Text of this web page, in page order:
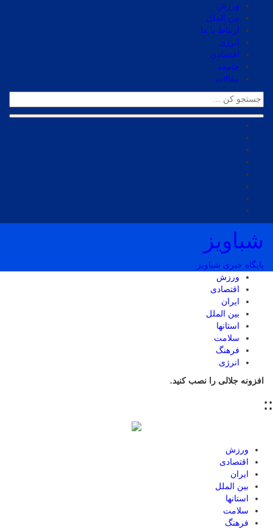
ورزش
بین الملل
ارتباط با ما
انرژی
اقتصادی
جامعه
مقالات
شباویز
پایگاه خبری شباویز
ورزش
اقتصادی
ایران
بین الملل
استانها
سلامت
فرهنگ
انرژی
افزونه جلالی را نصب کنید.
::
ورزش
اقتصادی
ایران
بین الملل
استانها
سلامت
فرهنگ